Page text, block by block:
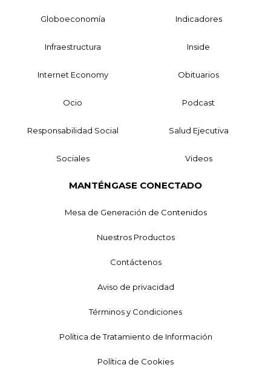
Globoeconomía Indicadores
Infraestructura Inside
Internet Economy Obituarios
Ocio Podcast
Responsabilidad Social Salud Ejecutiva
Sociales Videos
MANTÉNGASE CONECTADO
Mesa de Generación de Contenidos
Nuestros Productos
Contáctenos
Aviso de privacidad
Términos y Condiciones
Política de Tratamiento de Información
Política de Cookies